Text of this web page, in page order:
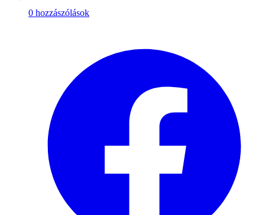
0 hozzászólások